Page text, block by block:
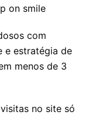
on smile
com
e estratégia de
menos de 3
no site só